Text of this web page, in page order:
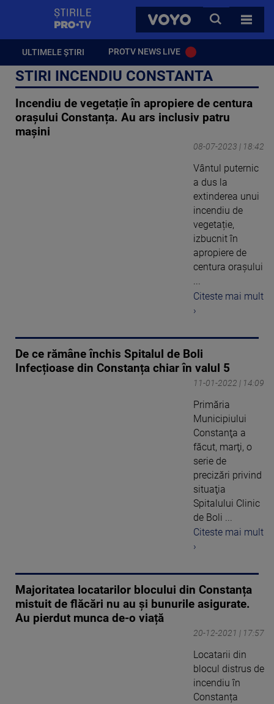
VOYO
CAUTA
TOATE
ULTIMELE ȘTIRI PROTV NEWS LIVE
STIRI INCENDIU CONSTANTA
Incendiu de vegetație în apropiere de centura
orașului Constanța. Au ars inclusiv patru
mașini
08-07-2023 | 18:42
Vântul puternic
a dus la
extinderea unui
incendiu de
vegetație,
izbucnit în
apropiere de
centura orașului
...
Citeste mai mult
›
De ce rămâne închis Spitalul de Boli
Infecțioase din Constanța chiar în valul 5
11-01-2022 | 14:09
Primăria
Municipiului
Constanţa a
făcut, marţi, o
serie de
precizări privind
situaţia
Spitalului Clinic
de Boli ...
Citeste mai mult
›
Majoritatea locatarilor blocului din Constanța
mistuit de flăcări nu au și bunurile asigurate.
Au pierdut munca de-o viață
20-12-2021 | 17:57
Locatarii din
blocul distrus de
incendiu în
Constanța